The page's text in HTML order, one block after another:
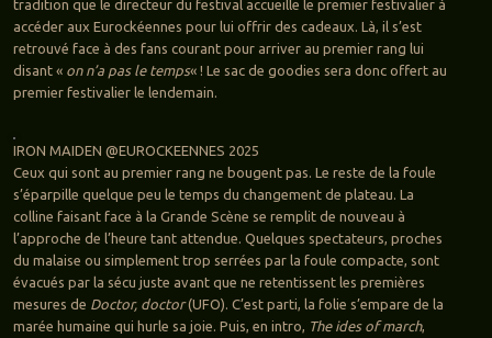
tradition que le directeur du festival accueille le premier festivalier à
accéder aux Eurockéennes pour lui offrir des cadeaux. Là, il s’est
retrouvé face à des fans courant pour arriver au premier rang lui
disant « on n’a pas le temps« ! Le sac de goodies sera donc offert au
premier festivalier le lendemain.
IRON MAIDEN @EUROCKEENNES 2025
Ceux qui sont au premier rang ne bougent pas. Le reste de la foule
s’éparpille quelque peu le temps du changement de plateau. La
colline faisant face à la Grande Scène se remplit de nouveau à
l’approche de l’heure tant attendue. Quelques spectateurs, proches
du malaise ou simplement trop serrées par la foule compacte, sont
évacués par la sécu juste avant que ne retentissent les premières
mesures de Doctor, doctor(UFO). C’est parti, la folie s’empare de la
marée humaine qui hurle sa joie. Puis, en intro,
The ides of march,